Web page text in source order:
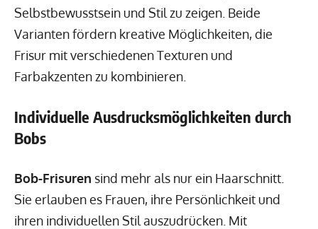
Selbstbewusstsein und Stil zu zeigen. Beide
Varianten fördern kreative Möglichkeiten, die
Frisur mit verschiedenen Texturen und
Farbakzenten zu kombinieren.
Individuelle Ausdrucksmöglichkeiten durch
Bobs
Bob-Frisuren sind mehr als nur ein Haarschnitt.
Sie erlauben es Frauen, ihre Persönlichkeit und
ihren individuellen Stil auszudrücken. Mit